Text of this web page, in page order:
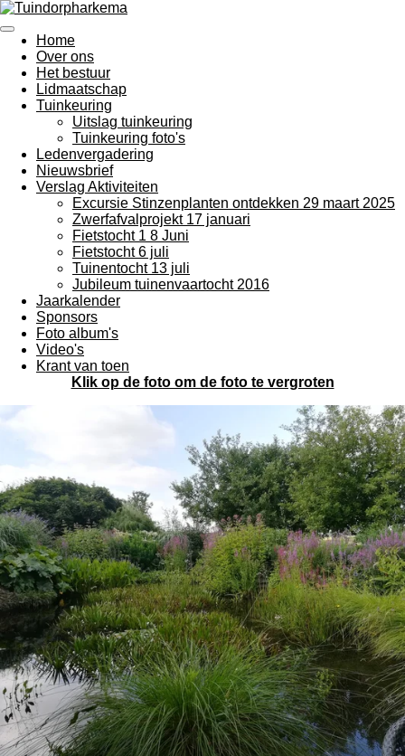
Ga
direct
naar
de
hoofdinhoud
Home
Over ons
Het bestuur
Lidmaatschap
Tuinkeuring
Uitslag tuinkeuring
Tuinkeuring foto's
Ledenvergadering
Nieuwsbrief
Verslag Aktiviteiten
Excursie Stinzenplanten ontdekken 29 maart 2025
Zwerfafvalprojekt 17 januari
Fietstocht 1 8 Juni
Fietstocht 6 juli
Tuinentocht 13 juli
Jubileum tuinenvaartocht 2016
Jaarkalender
Sponsors
Foto album's
Video's
Krant van toen
Klik op de foto om de foto te vergroten